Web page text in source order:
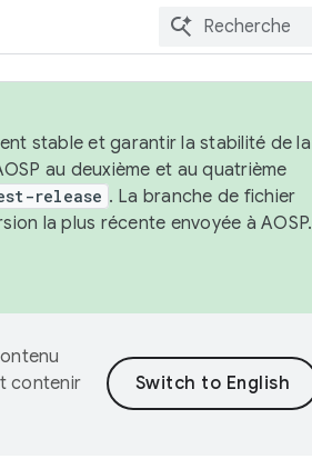
stable et garantir la stabilité de la
au deuxième et au quatrième
release . La branche de fichier
la plus récente envoyée à AOSP.
contenir